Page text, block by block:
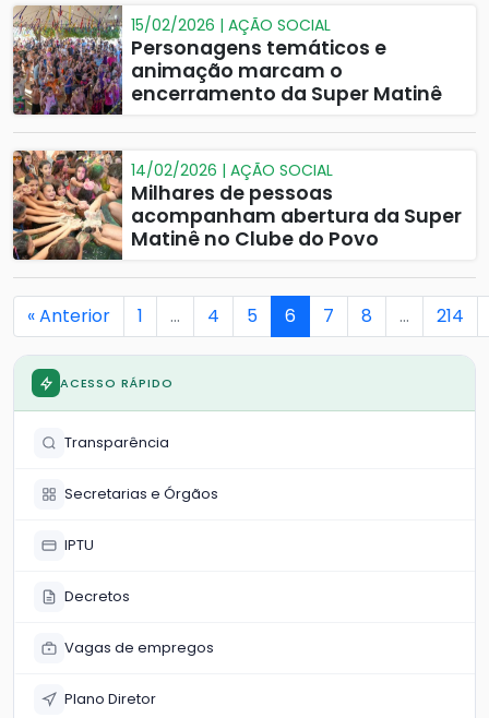
15/02/2026 | AÇÃO SOCIAL
Personagens temáticos e
animação marcam o
encerramento da Super Matinê
14/02/2026 | AÇÃO SOCIAL
Milhares de pessoas
acompanham abertura da Super
Matinê no Clube do Povo
« Anterior 1 … 4 5 6 7 8 … 214
ACESSO RÁPIDO
Transparência
Secretarias e Órgãos
IPTU
Decretos
Vagas de empregos
Plano Diretor